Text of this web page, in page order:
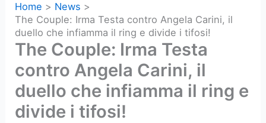
Home
News
The Couple: Irma Testa contro Angela Carini, il
duello che infiamma il ring e divide i tifosi!
The Couple: Irma Testa
contro Angela Carini, il
duello che infiamma il ring e
divide i tifosi!